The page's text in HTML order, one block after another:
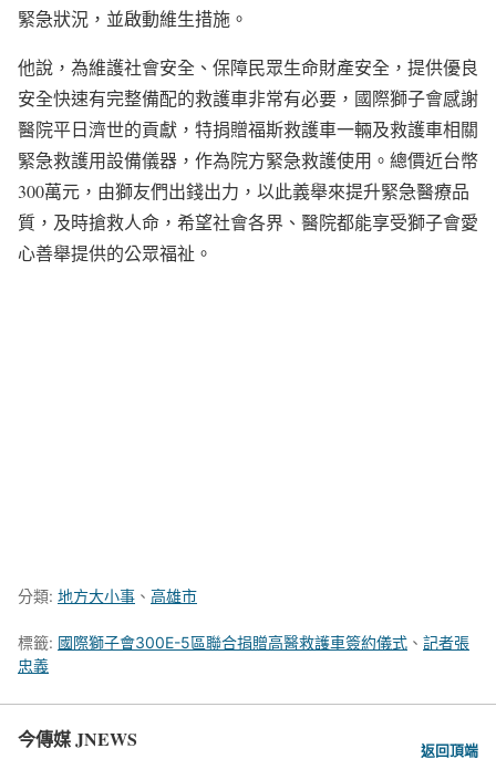
緊急狀況，並啟動維生措施。
他說，為維護社會安全、保障民眾生命財產安全，提供優良
安全快速有完整備配的救護車非常有必要，國際獅子會感謝
醫院平日濟世的貢獻，特捐贈福斯救護車一輛及救護車相關
緊急救護用設備儀器，作為院方緊急救護使用。總價近台幣
300萬元，由獅友們出錢出力，以此義舉來提升緊急醫療品
質，及時搶救人命，希望社會各界、醫院都能享受獅子會愛
心善舉提供的公眾福祉。
分類: 地方大小事 、 高雄市
標籤: 國際獅子會300E-5區聯合捐贈高醫救護車簽約儀式 、 記者張
忠義
今傳媒 JNEWS 返回頂端